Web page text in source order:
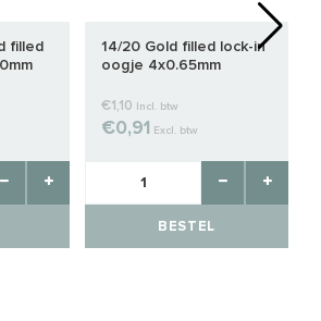
filled
14/20 Gold filled lock-in
oogje 4x0.65mm
€1,10 Incl. btw
€0,91 Excl. btw
BESTEL